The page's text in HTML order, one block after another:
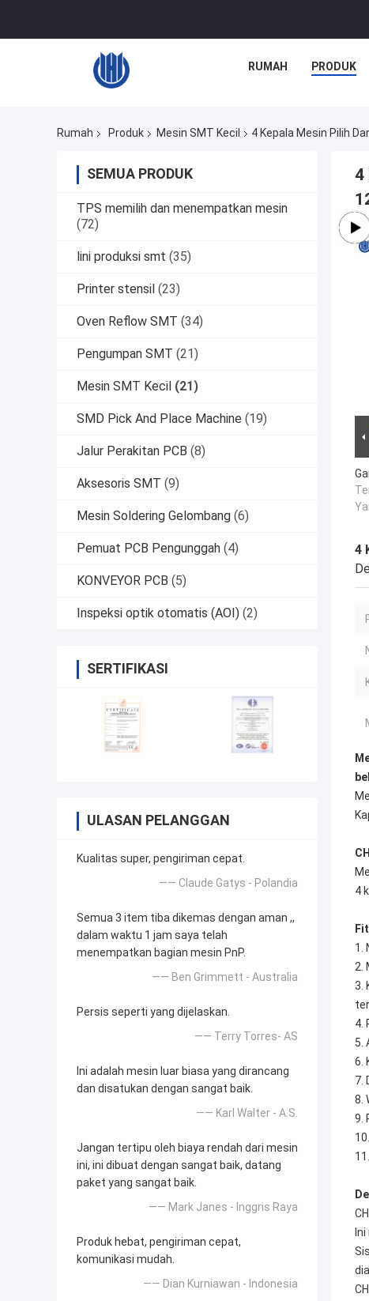
RUMAH PRODUK
Rumah Produk Mesin SMT Kecil 4 Kepala Mesin Pilih
SEMUA PRODUK
TPS memilih dan menempatkan mesin
(72)
lini produksi smt (35)
Printer stensil (23)
Oven Reflow SMT (34)
Pengumpan SMT (21)
Mesin SMT Kecil (21)
SMD Pick And Place Machine (19)
Jalur Perakitan PCB (8)
Aksesoris SMT (9)
Mesin Soldering Gelombang (6)
Pemuat PCB Pengunggah (4)
KONVEYOR PCB (5)
Inspeksi optik otomatis (AOI) (2)
SERTIFIKASI
ULASAN PELANGGAN
Kualitas super, pengiriman cepat.
—— Claude Gatys - Polandia
Semua 3 item tiba dikemas dengan aman ,,
dalam waktu 1 jam saya telah
menempatkan bagian mesin PnP.
—— Ben Grimmett - Australia
Persis seperti yang dijelaskan.
—— Terry Torres- AS
Ini adalah mesin luar biasa yang dirancang
dan disatukan dengan sangat baik.
—— Karl Walter - A.S.
Jangan tertipu oleh biaya rendah dari mesin
ini, ini dibuat dengan sangat baik, datang
paket yang sangat baik.
—— Mark Janes - Inggris Raya
Produk hebat, pengiriman cepat,
komunikasi mudah.
—— Dian Kurniawan - Indonesia
4
4
4
1.
2.
3.
4.
5.
6.
7.
8.
9.